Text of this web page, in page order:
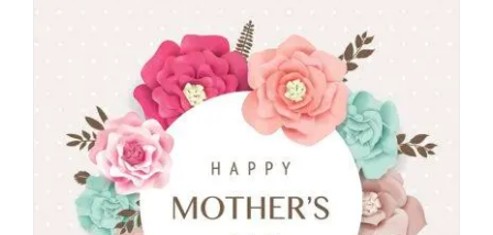
Ma Biotyfull Box De Mai 2026 – Box
Beauté 100% Bio !